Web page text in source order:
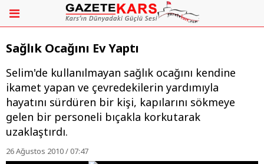
Sağlık Ocağını Ev Yaptı
Selim'de kullanılmayan sağlık ocağını kendine
ikamet yapan ve çevredekilerin yardımıyla
hayatını sürdüren bir kişi, kapılarını sökmeye
gelen bir personeli bıçakla korkutarak
uzaklaştırdı.
26 Ağustos 2010 / 07:47